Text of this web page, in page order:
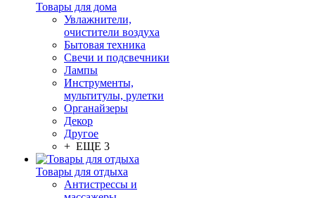
Товары для дома
Увлажнители,
очистители воздуха
Бытовая техника
Свечи и подсвечники
Лампы
Инструменты,
мультитулы, рулетки
Органайзеры
Декор
Другое
+ ЕЩЕ 3
Товары для отдыха
Антистрессы и